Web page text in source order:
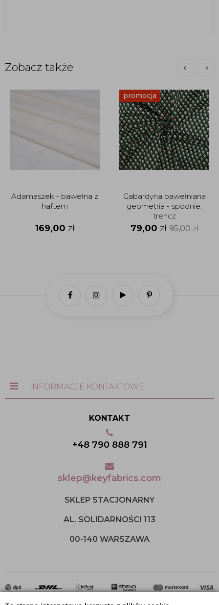
Zobacz także
Adamaszek - bawełna z
haftem
169,00 zł
promocja
Gabardyna bawełniana
geometria - spodnie,
trencz
79,00 zł 95,00zł
INFORMACJE KONTAKTOWE
KONTAKT
+48 790 888 791
sklep@keyfabrics.com
SKLEP STACJONARNY
AL. SOLIDARNOŚCI 113
00-140 WARSZAWA